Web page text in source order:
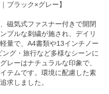
ブラック×グレー】
磁気式ファスナー付きで開閉
プルな刺繍が施され、デイリ
量で、A4書類や13インチノー
グ・旅行など多様なシーンに
レーはナチュラルな印象で、
テムです。環境に配慮した素
求しました。